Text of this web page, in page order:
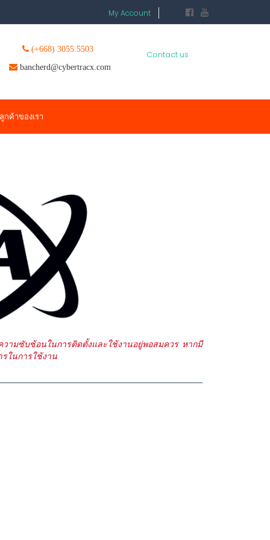
My Account
(+668) 3055.5503
bancherd@cybertracx.com
Contact us
ลูกค้าของเรา
มซับซ้อนในการติดตั้งและใช้งานอยู่พอสมควร หากมี
ในการใช้งาน